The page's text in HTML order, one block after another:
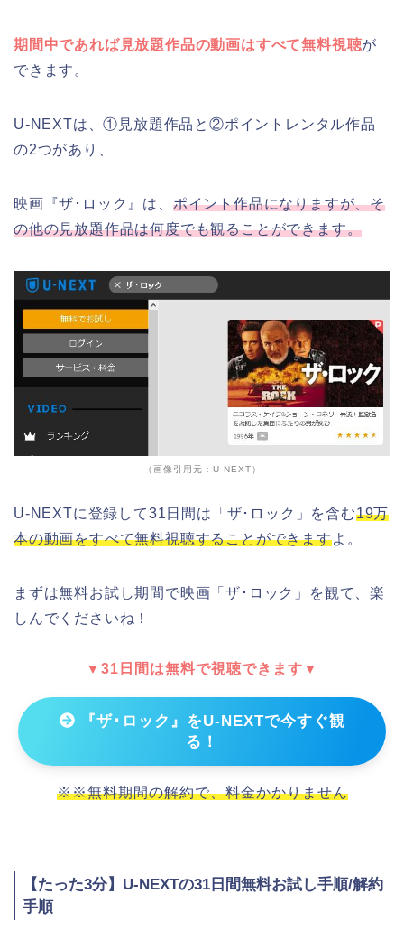
期間中であれば見放題作品の動画はすべて無料視聴が
できます。
U-NEXTは、①見放題作品と②ポイントレンタル作品
の2つがあり、
映画『ザ･ロック』は、 ポイント作品になりますが、そ
の他の見放題作品は何度でも観ることができます。
（画像引用元：U-NEXT）
U-NEXTに登録して31日間は「ザ･ロック」を含む19万
本の動画をすべて無料視聴することができますよ。
まずは無料お試し期間で映画「ザ･ロック」を観て、楽
しんでくださいね！
▼31日間は無料で視聴できます▼
『ザ･ロック』をU-NEXTで今すぐ観
る！
※※無料期間の解約で、料金かかりません
【たった3分】U-NEXTの31日間無料お試し手順/解約
手順